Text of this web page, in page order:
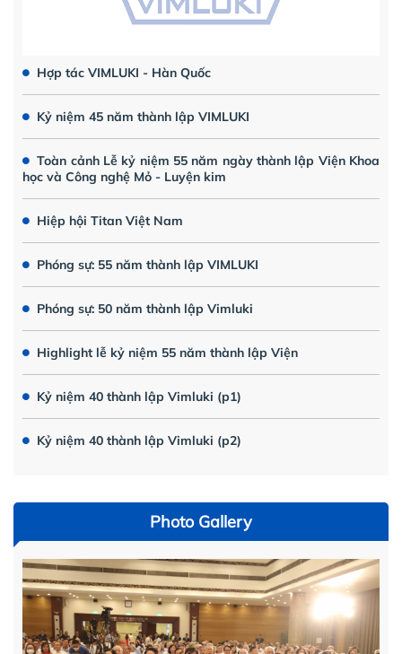
Hợp tác VIMLUKI - Hàn Quốc
Kỷ niệm 45 năm thành lập VIMLUKI
Toàn cảnh Lễ kỷ niệm 55 năm ngày thành lập Viện Khoa
học và Công nghệ Mỏ - Luyện kim
Hiệp hội Titan Việt Nam
Phóng sự: 55 năm thành lập VIMLUKI
Phóng sự: 50 năm thành lập Vimluki
Highlight lễ kỷ niệm 55 năm thành lập Viện
Kỷ niệm 40 thành lập Vimluki (p1)
Kỷ niệm 40 thành lập Vimluki (p2)
Photo Gallery